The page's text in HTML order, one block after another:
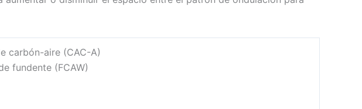
carbón-aire (CAC-A)
fundente (FCAW)